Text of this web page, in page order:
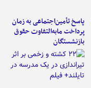
پاسخ تأمین‌اجتماعی به زمان
پرداخت مابه‌التفاوت حقوق
بازنشستگان